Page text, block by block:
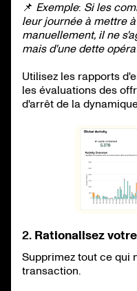
📌 Exemple: Si les
leur journée à mettre
manuellement, il ne
mais d'une dette
Utilisez les rapports
les évaluations des
d'arrêt de la
2. Rationalisez
Supprimez tout ce qui
transaction.